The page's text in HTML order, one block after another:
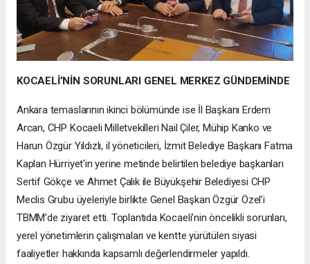
KOCAELİ’NİN SORUNLARI GENEL MERKEZ GÜNDEMİNDE
Ankara temaslarının ikinci bölümünde ise İl Başkanı Erdem
Arcan, CHP Kocaeli Milletvekilleri Nail Çiler, Mühip Kanko ve
Harun Özgür Yıldızlı, il yöneticileri, İzmit Belediye Başkanı Fatma
Kaplan Hürriyet'in yerine metinde belirtilen belediye başkanları
Sertif Gökçe ve Ahmet Çalık ile Büyükşehir Belediyesi CHP
Meclis Grubu üyeleriyle birlikte Genel Başkan Özgür Özel’i
TBMM’de ziyaret etti. Toplantıda Kocaeli’nin öncelikli sorunları,
yerel yönetimlerin çalışmaları ve kentte yürütülen siyasi
faaliyetler hakkında kapsamlı değerlendirmeler yapıldı.